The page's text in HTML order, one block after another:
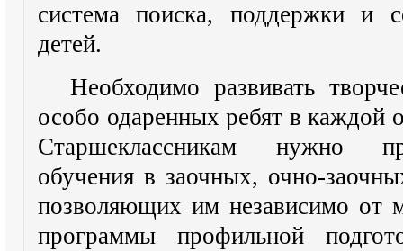
система поиска, поддержки и
детей.
Необходимо развивать
особо одаренных ребят в каждой
Старшеклассникам нужно
обучения в заочных, очно-
позволяющих им независимо от
программы профильной